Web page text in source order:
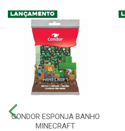
CONDOR ESPONJA BANHO
MINECRAFT